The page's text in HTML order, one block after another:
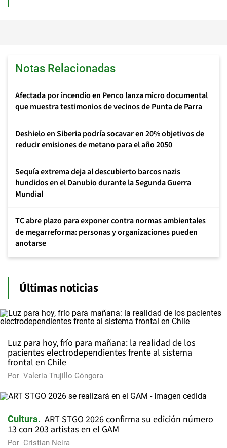
Notas Relacionadas
Afectada por incendio en Penco lanza micro documental
que muestra testimonios de vecinos de Punta de Parra
Deshielo en Siberia podría socavar en 20% objetivos de
reducir emisiones de metano para el año 2050
Sequía extrema deja al descubierto barcos nazis
hundidos en el Danubio durante la Segunda Guerra
Mundial
TC abre plazo para exponer contra normas ambientales
de megarreforma: personas y organizaciones pueden
anotarse
Últimas noticias
Luz para hoy, frío para mañana: la realidad de los
pacientes electrodependientes frente al sistema
frontal en Chile
Por Valeria Trujillo Góngora
Cultura
ART STGO 2026 confirma su edición número
13 con 203 artistas en el GAM
Por Cristian Neira